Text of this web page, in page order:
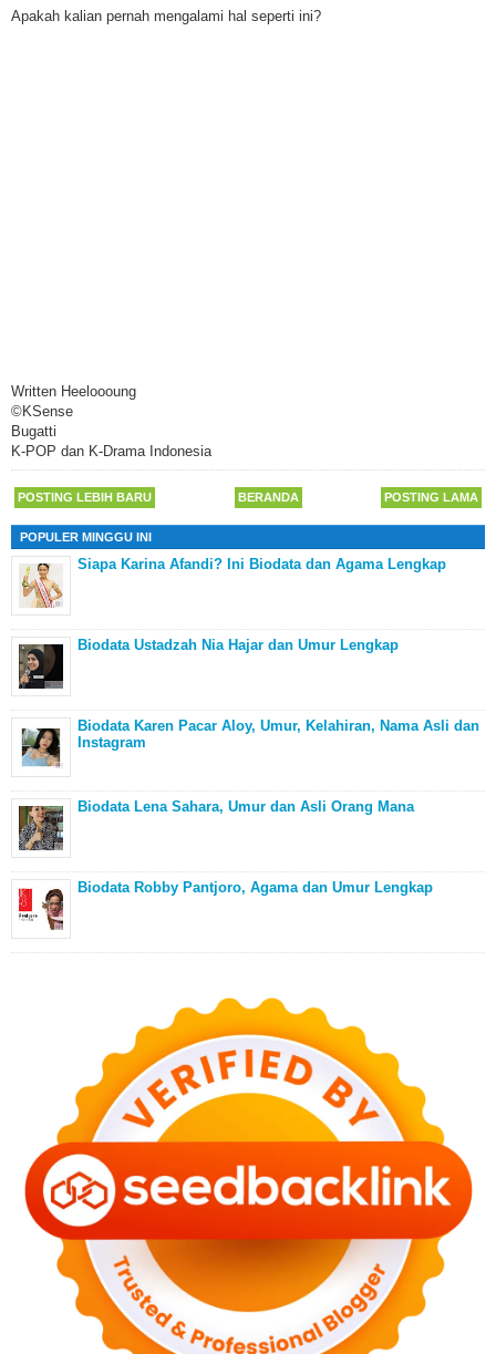
Apakah kalian pernah mengalami hal seperti ini?
Written Heeloooung
©KSense
Bugatti
K-POP dan K-Drama Indonesia
POSTING LEBIH BARU POSTING LAMA
BERANDA
POPULER MINGGU INI
Siapa Karina Afandi? Ini Biodata dan Agama Lengkap
Biodata Ustadzah Nia Hajar dan Umur Lengkap
Biodata Karen Pacar Aloy, Umur, Kelahiran, Nama Asli dan
Instagram
Biodata Lena Sahara, Umur dan Asli Orang Mana
Biodata Robby Pantjoro, Agama dan Umur Lengkap